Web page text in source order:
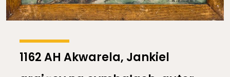
1162 AH Akwarela, Jankiel